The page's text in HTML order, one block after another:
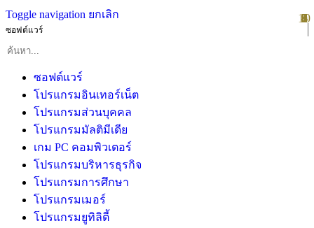
Toggle navigation ยกเลิก
ซอฟต์แวร์
ซอฟต์แวร์
โปรแกรมอินเทอร์เน็ต
โปรแกรมส่วนบุคคล
โปรแกรมมัลติมีเดีย
เกม PC คอมพิวเตอร์
โปรแกรมบริหารธุรกิจ
โปรแกรมการศึกษา
โปรแกรมเมอร์
โปรแกรมยูทิลิตี้
1
2
3
4
5
6
7
8
9
10